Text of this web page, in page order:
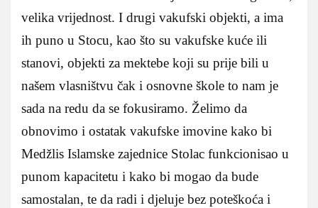
velika vrijednost. I drugi vakufski objekti, a ima
ih puno u Stocu, kao što su vakufske kuće ili
stanovi, objekti za mektebe koji su prije bili u
našem vlasništvu čak i osnovne škole to nam je
sada na redu da se fokusiramo. Želimo da
obnovimo i ostatak vakufske imovine kako bi
Medžlis Islamske zajednice Stolac funkcionisao u
punom kapacitetu i kako bi mogao da bude
samostalan, te da radi i djeluje bez poteškoća i